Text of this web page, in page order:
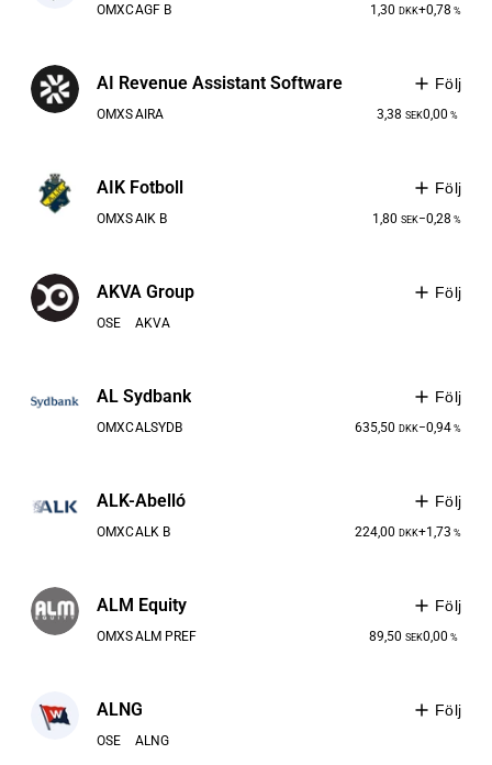
OMXCAGF B 1,30 DKK+0,78 %
AI Revenue Assistant Software Följ
OMXSAIRA 3,38 SEK0,00 %
AIK Fotboll Följ
OMXSAIK B 1,80 SEK−0,28 %
AKVA Group Följ
OSE AKVA
AL Sydbank Följ
OMXCALSYDB 635,50 DKK−0,94 %
ALK-Abelló Följ
OMXCALK B 224,00 DKK+1,73 %
ALM Equity Följ
OMXSALM PREF 89,50 SEK0,00 %
ALNG Följ
OSE ALNG